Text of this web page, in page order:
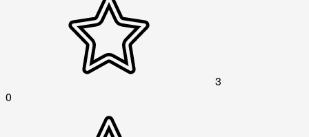
3
0